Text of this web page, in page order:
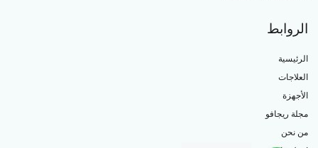
الروابط
الرئيسية
العلاجات
الأجهزة
مجلة ريجافو
من نحن